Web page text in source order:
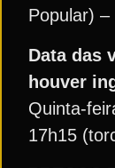
Popular)
Data das
houver
Quinta-
17h15